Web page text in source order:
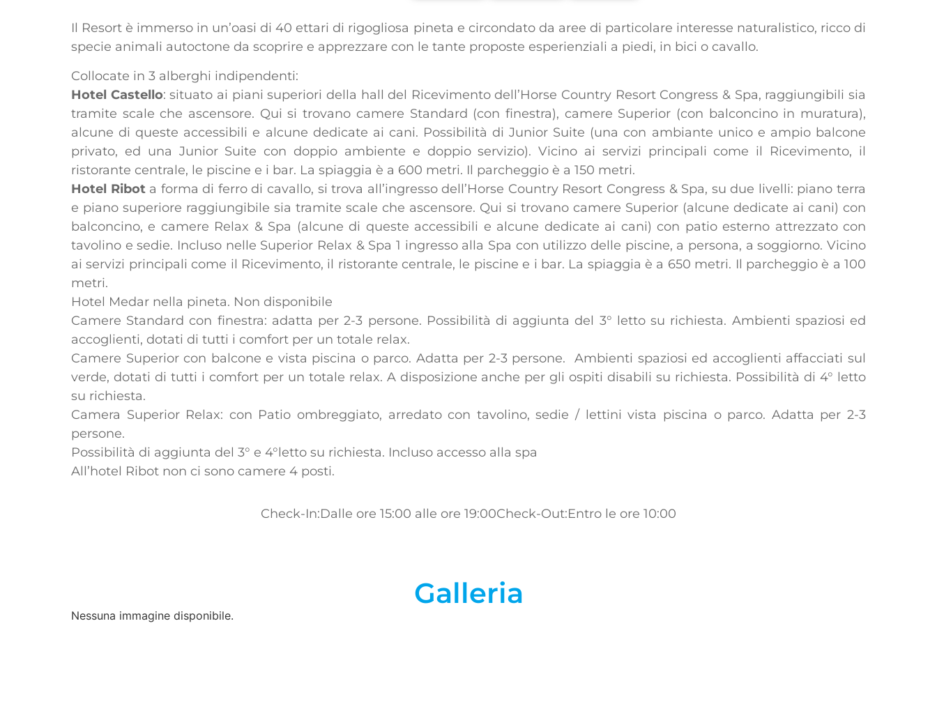
Il Resort è immerso in un’oasi di 40 ettari di rigogliosa pineta e circondato da aree di particolare interesse naturalistico, ricco di
specie animali autoctone da scoprire e apprezzare con le tante proposte esperienziali a piedi, in bici o cavallo.
Collocate in 3 alberghi indipendenti:
Hotel Castello: situato ai piani superiori della hall del Ricevimento dell’Horse Country Resort Congress & Spa, raggiungibili sia
tramite scale che ascensore. Qui si trovano camere Standard (con finestra), camere Superior (con balconcino in muratura),
alcune di queste accessibili e alcune dedicate ai cani. Possibilità di Junior Suite (una con ambiante unico e ampio balcone
privato, ed una Junior Suite con doppio ambiente e doppio servizio). Vicino ai servizi principali come il Ricevimento, il
ristorante centrale, le piscine e i bar. La spiaggia è a 600 metri. Il parcheggio è a 150 metri.
Hotel Ribota forma di ferro di cavallo, si trova all’ingresso dell’Horse Country Resort Congress & Spa, su due livelli: piano terra
e piano superiore raggiungibile sia tramite scale che ascensore. Qui si trovano camere Superior (alcune dedicate ai cani) con
balconcino, e camere Relax & Spa (alcune di queste accessibili e alcune dedicate ai cani) con patio esterno attrezzato con
tavolino e sedie. Incluso nelle Superior Relax & Spa 1 ingresso alla Spa con utilizzo delle piscine, a persona, a soggiorno. Vicino
ai servizi principali come il Ricevimento, il ristorante centrale, le piscine e i bar. La spiaggia è a 650 metri. Il parcheggio è a 100
metri.
Hotel Medar nella pineta. Non disponibile
Camere Standard con finestra: adatta per 2-3 persone. Possibilità di aggiunta del 3° letto su richiesta. Ambienti spaziosi ed
accoglienti, dotati di tutti i comfort per un totale relax.
Camere Superior con balcone e vista piscina o parco. Adatta per 2-3 persone. Ambienti spaziosi ed accoglienti affacciati sul
verde, dotati di tutti i comfort per un totale relax. A disposizione anche per gli ospiti disabili su richiesta. Possibilità di 4° letto
su richiesta.
Camera Superior Relax: con Patio ombreggiato, arredato con tavolino, sedie / lettini vista piscina o parco. Adatta per 2-3
persone.
Possibilità di aggiunta del 3° e 4°letto su richiesta. Incluso accesso alla spa
All’hotel Ribot non ci sono camere 4 posti.
Check-In:Dalle ore 15:00 alle ore 19:00Check-Out:Entro le ore 10:00
Galleria
Nessuna immagine disponibile.